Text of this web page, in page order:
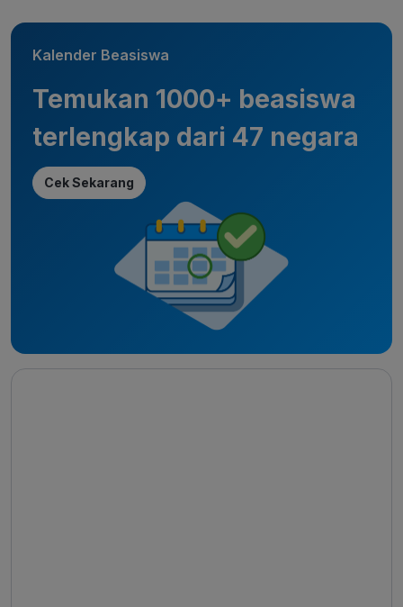
Kalender Beasiswa
Temukan 1000+ beasiswa
terlengkap dari 47 negara
Cek Sekarang